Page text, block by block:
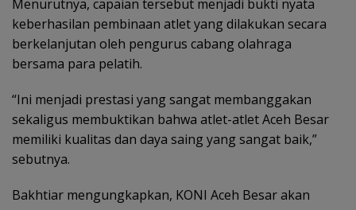
Menurutnya, capaian tersebut menjadi bukti nyata
keberhasilan pembinaan atlet yang dilakukan secara
berkelanjutan oleh pengurus cabang olahraga
bersama para pelatih.
“Ini menjadi prestasi yang sangat membanggakan
sekaligus membuktikan bahwa atlet-atlet Aceh Besar
memiliki kualitas dan daya saing yang sangat baik,”
sebutnya.
Bakhtiar mengungkapkan, KONI Aceh Besar akan